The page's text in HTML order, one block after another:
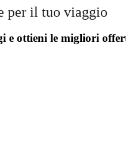
per il tuo viaggio
e ottieni le migliori